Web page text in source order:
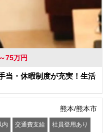
75万円
当・休暇制度が充実！生活
熊本/熊本市
内 交通費支給 社員登用あり